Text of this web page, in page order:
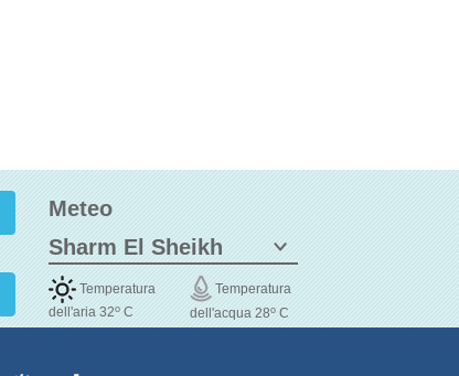
Meteo
Temperatura
dell'aria 32o C
Temperatura
dell'acqua 28oC